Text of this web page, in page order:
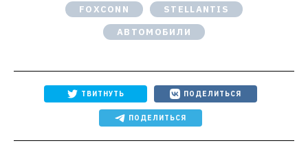
FOXCONN
STELLANTIS
АВТОМОБИЛИ
ТВИТНУТЬ ПОДЕЛИТЬСЯ
ПОДЕЛИТЬСЯ